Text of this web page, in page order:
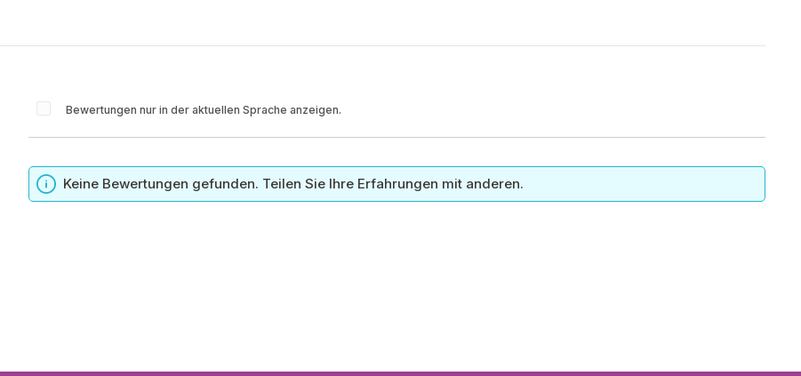
Bewertungen nur in der aktuellen Sprache anzeigen.
Keine Bewertungen gefunden. Teilen Sie Ihre Erfahrungen mit anderen.